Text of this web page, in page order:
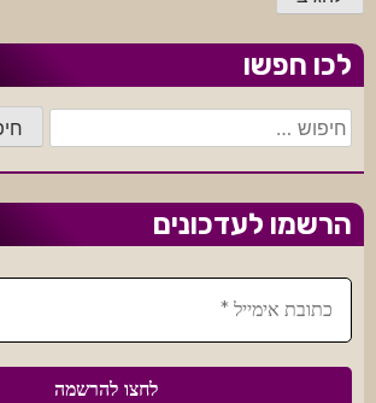
לכו חפשו
חיפוש:
הרשמו לעדכונים